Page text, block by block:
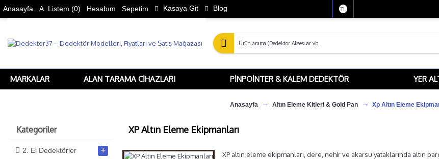
Anasayfa A. Listem (0) Hesabım Sepetim Kasaya Git Blog TL
MARKALAR ALAN TARAMA CIHAZLARI PINPOINTER & KALEM DEDEKTÖR YER
Anasayfa Altın Eleme Kitleri & Gold Pan Xp Altın Eleme
Kategoriler
2. El Dedektörler +
XP Altın Eleme Ekipmanları
XP altın eleme ekipmanları, dere, nehir ve akarsu yataklarında altın